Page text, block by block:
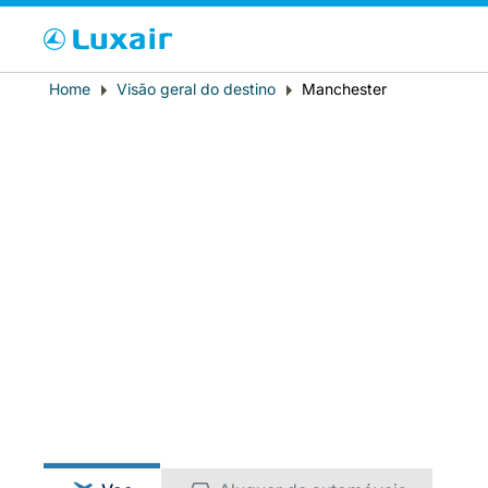
País de residência
Breadcrumb
Home Visão geral do destino Manchester